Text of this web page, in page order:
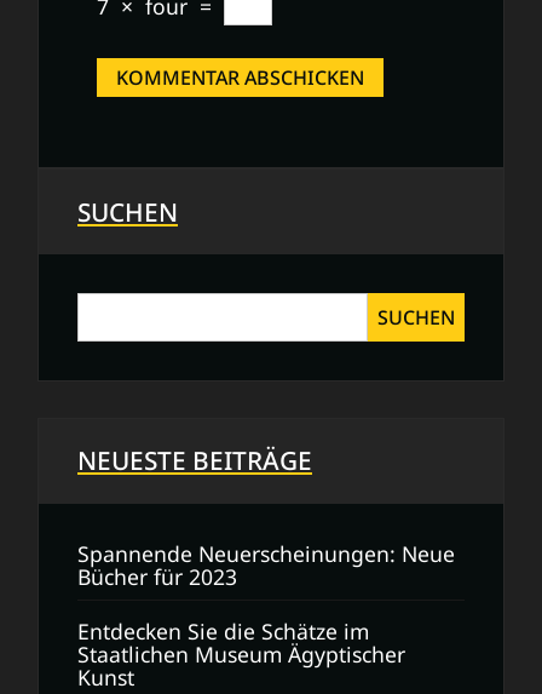
7 × four =
SUCHEN
SUCHEN
NEUESTE BEITRÄGE
Spannende Neuerscheinungen: Neue
Bücher für 2023
Entdecken Sie die Schätze im
Staatlichen Museum Ägyptischer
Kunst